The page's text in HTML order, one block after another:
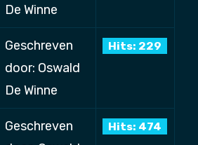
De Winne
Geschreven
door: Oswald
De Winne
Hits: 229
Geschreven
Hits: 474